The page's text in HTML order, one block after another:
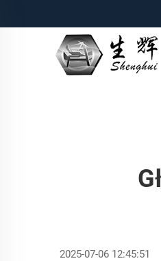
2025-07-06 12:45:51